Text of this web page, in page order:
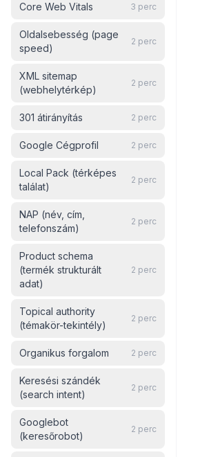
Core Web Vitals 3 perc
Oldalsebesség (page
speed)
2 perc
XML sitemap
(webhelytérkép)
2 perc
301 átirányítás 2 perc
Google Cégprofil 2 perc
Local Pack (térképes
találat)
2 perc
NAP (név, cím,
telefonszám)
2 perc
Product schema
(termék strukturált
adat)
2 perc
Topical authority
(témakör-tekintély)
2 perc
Organikus forgalom 2 perc
Keresési szándék
(search intent)
2 perc
Googlebot
(keresőrobot)
2 perc